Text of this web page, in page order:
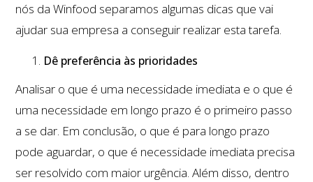
nós da Winfood separamos algumas dicas que vai
ajudar sua empresa a conseguir realizar esta tarefa.
Dê preferência às prioridades
Analisar o que é uma necessidade imediata e o que é
uma necessidade em longo prazo é o primeiro passo
a se dar. Em conclusão, o que é para longo prazo
pode aguardar, o que é necessidade imediata precisa
ser resolvido com maior urgência. Além disso, dentro